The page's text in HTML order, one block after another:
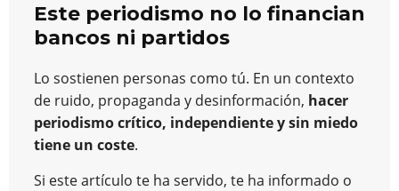
Este periodismo no lo financian
bancos ni partidos
Lo sostienen personas como tú. En un contexto
de ruido, propaganda y desinformación, hacer
periodismo crítico, independiente y sin miedo
tiene un coste.
Si este artículo te ha servido, te ha informado o